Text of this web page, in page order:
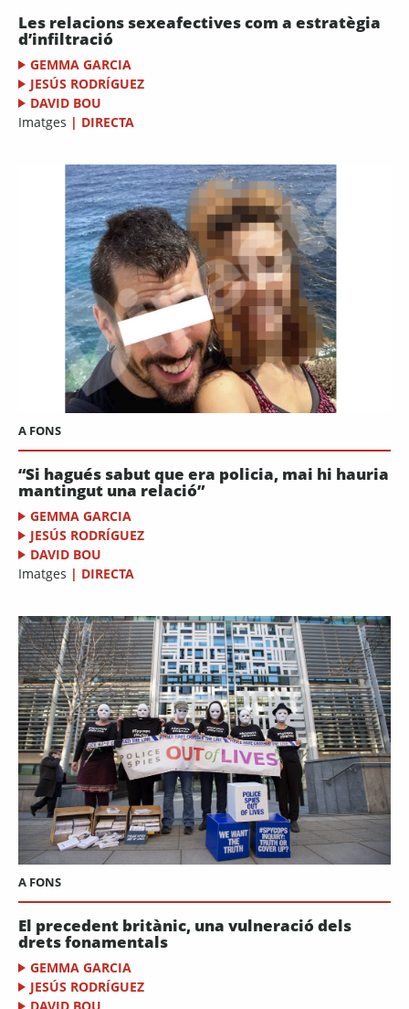
Les relacions sexeafectives com a estratègia
d’infiltració
GEMMA GARCIA
JESÚS RODRÍGUEZ
DAVID BOU
Imatges | DIRECTA
A FONS
“Si hagués sabut que era policia, mai hi hauria
mantingut una relació”
GEMMA GARCIA
JESÚS RODRÍGUEZ
DAVID BOU
Imatges | DIRECTA
A FONS
El precedent britànic, una vulneració dels
drets fonamentals
GEMMA GARCIA
JESÚS RODRÍGUEZ